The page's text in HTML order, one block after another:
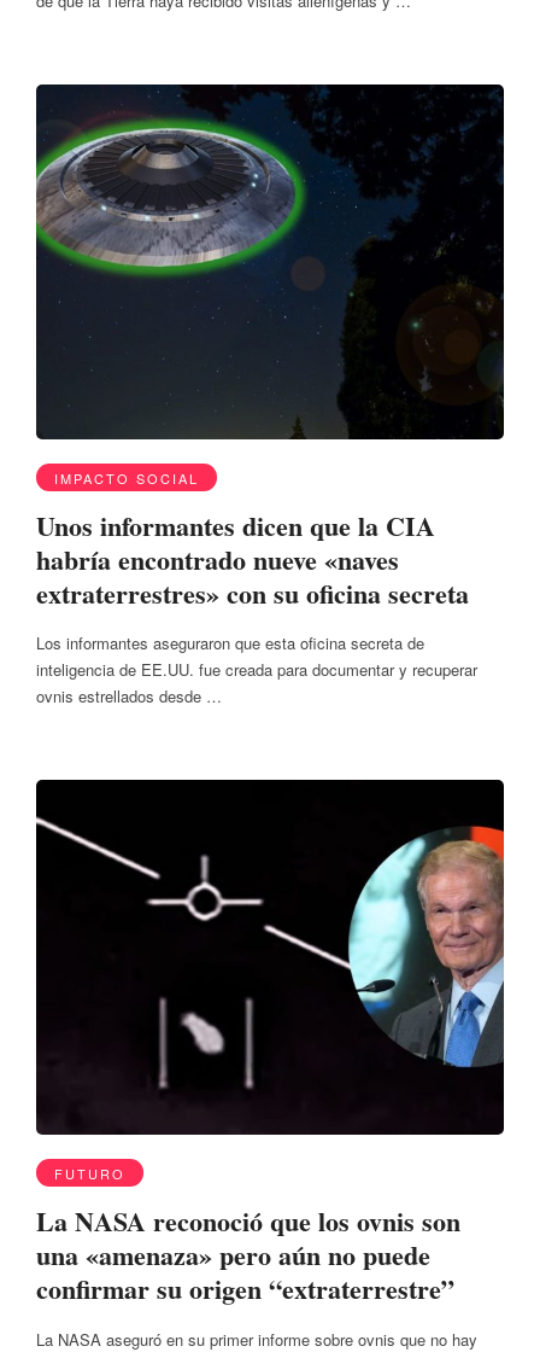
IMPACTO SOCIAL
Unos informantes dicen que la CIA
habría encontrado nueve «naves
extraterrestres» con su oficina secreta
Los informantes aseguraron que esta oficina secreta de
inteligencia de EE.UU. fue creada para documentar y recuperar
ovnis estrellados desde …
FUTURO
La NASA reconoció que los ovnis son
una «amenaza» pero aún no puede
confirmar su origen “extraterrestre”
La NASA aseguró en su primer informe sobre ovnis que no hay